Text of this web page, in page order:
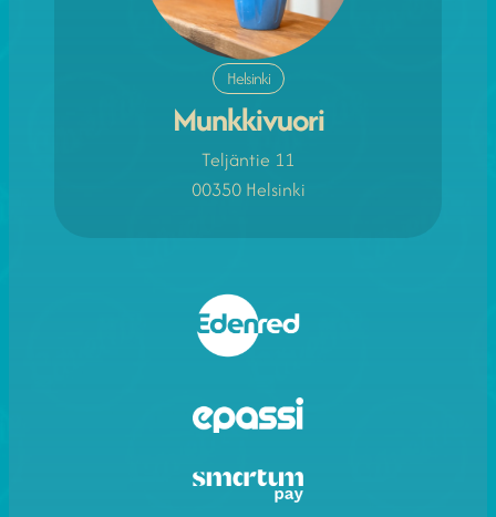
Helsinki
Munkkivuori
Teljäntie 11
00350 Helsinki